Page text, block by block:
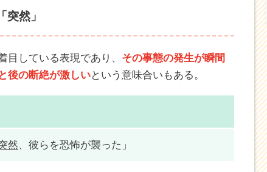
然」
目している表現であり、 その事態の発生が瞬間
後の断絶が激しいという意味合いもある。
然、彼らを恐怖が襲った」